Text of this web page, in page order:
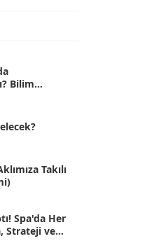
Bilim
Takılı
Spa'da Her
Strateji ve